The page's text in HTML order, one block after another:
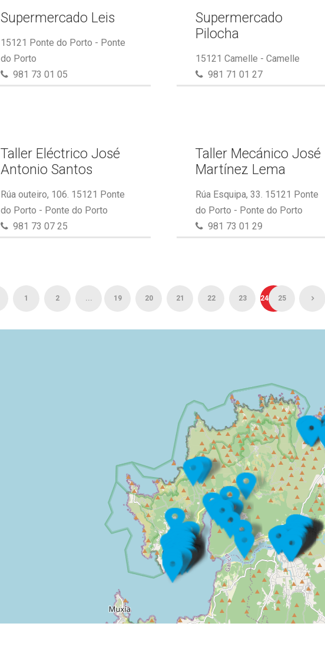
Supermercado Leis
15121 Ponte do Porto - Ponte
do Porto
981 73 01 05
Supermercado
Pilocha
15121 Camelle - Camelle
981 71 01 27
Taller Eléctrico José
Antonio Santos
Rúa outeiro, 106. 15121 Ponte
do Porto - Ponte do Porto
981 73 07 25
Taller Mecánico José
Martínez Lema
Rúa Esquipa, 33. 15121 Ponte
do Porto - Ponte do Porto
981 73 01 29
1 2 ... 19 20 21 22 23 24 25